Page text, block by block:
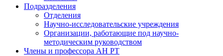
Подразделения
Отделения
Научно-исследовательские учреждения
Организации, работающие под научно-
методическим руководством
Члены и профессора АН РТ